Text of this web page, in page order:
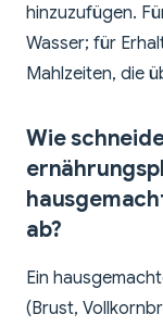
hinzuzufügen.
Wasser; für
Mahlzeiten, die
Wie
ab?
Ein
(Brust,